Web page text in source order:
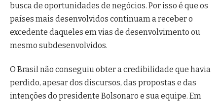
busca de oportunidades de negócios. Por isso é que os
países mais desenvolvidos continuam a receber o
excedente daqueles em vias de desenvolvimento ou
mesmo subdesenvolvidos.
O Brasil não conseguiu obter a credibilidade que havia
perdido, apesar dos discursos, das propostas e das
intenções do presidente Bolsonaro e sua equipe. Em